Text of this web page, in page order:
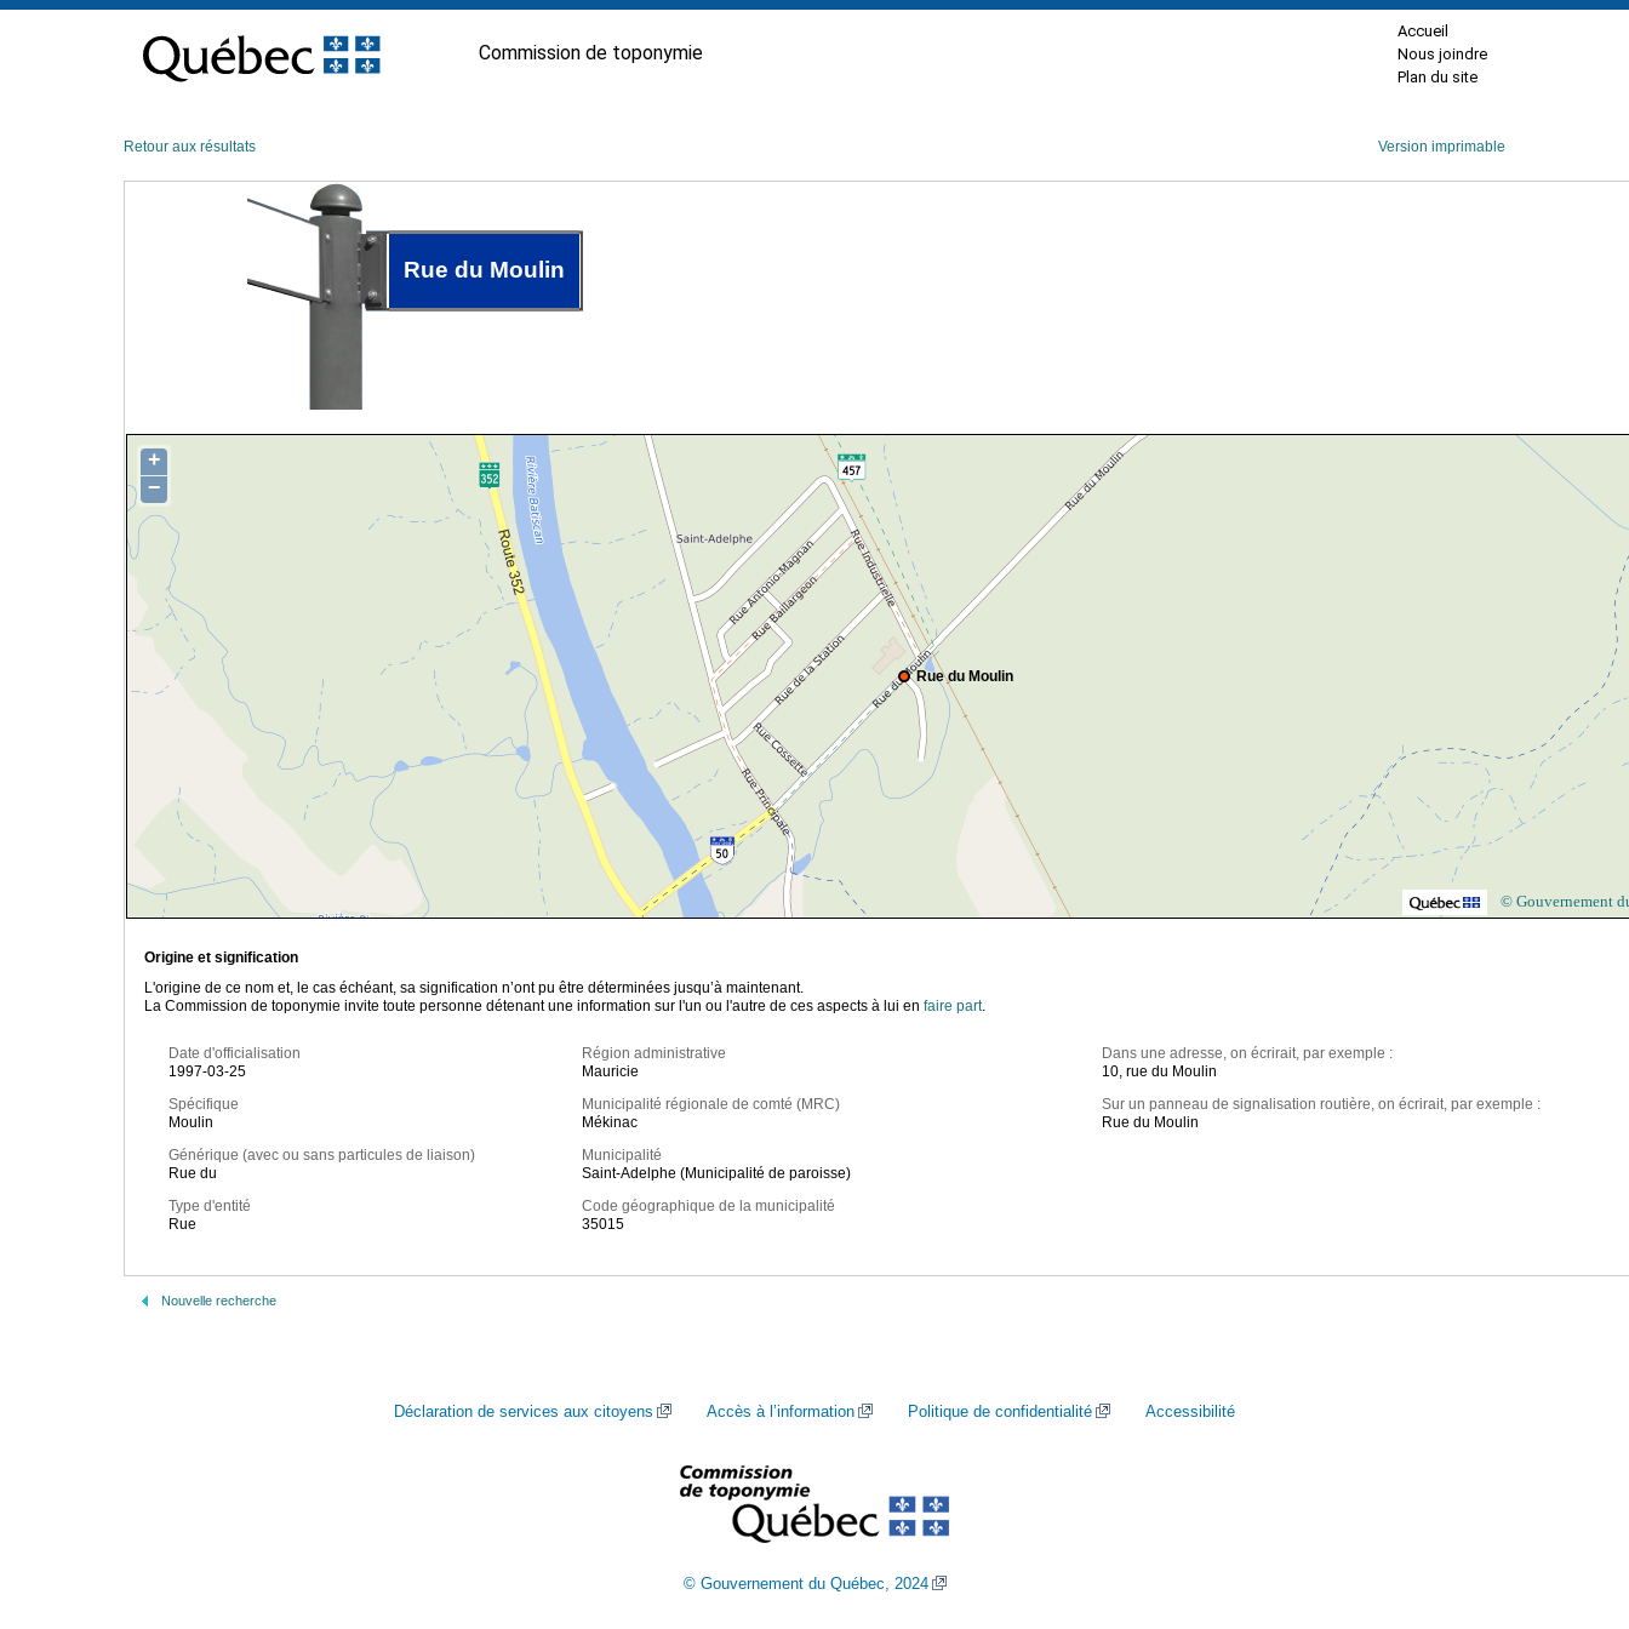
contenu
Commission de toponymie
Accueil
Nous joindre
Plan du site
Retour aux résultats Version imprimable
Rue du Moulin
Rue du Moulin
+
−
© Gouvernement
Origine et signification
L'origine de ce nom et, le cas échéant, sa signification n’ont pu être déterminées jusqu’à maintenant.
La Commission de toponymie invite toute personne détenant une information sur l'un ou l'autre de ces aspects à lui en faire part.
Date d'officialisation
1997-03-25
Spécifique
Moulin
Générique (avec ou sans particules de liaison)
Rue du
Type d'entité
Rue
Région administrative
Mauricie
Municipalité régionale de comté (MRC)
Mékinac
Municipalité
Saint-Adelphe (Municipalité de paroisse)
Code géographique de la municipalité
35015
Dans une adresse, on écrirait, par exemple :
10, rue du Moulin
Sur un panneau de signalisation routière, on écrirait, par exemple :
Rue du Moulin
Nouvelle recherche
Déclaration de services aux citoyens Accès à l’information Politique de confidentialité Accessibilité
© Gouvernement du Québec, 2024